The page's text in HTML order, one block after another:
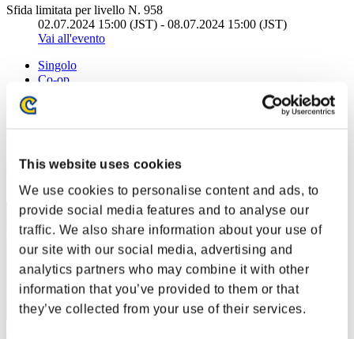
This website uses cookies
We use cookies to personalise content and ads, to
provide social media features and to analyse our
traffic. We also share information about your use of
our site with our social media, advertising and
analytics partners who may combine it with other
information that you’ve provided to them or that
they’ve collected from your use of their services.
Sfida limitata per livello N. 958
02.07.2024 15:00 (JST) - 08.07.2024 15:00 (JST)
Vai all'evento
Singolo
Co-op
(Le classifiche sono aggiornate ogni 6 ore)
Posizione